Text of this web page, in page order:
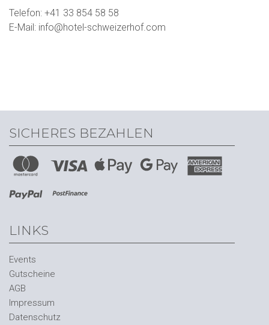
Telefon: +41 33 854 58 58
E-Mail: info@hotel-schweizerhof.com
SICHERES BEZAHLEN
LINKS
Events
Gutscheine
AGB
Impressum
Datenschutz